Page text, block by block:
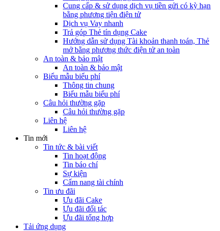
Cung cấp & sử dụng dịch vụ tiền gửi có kỳ hạn
bằng phương tiện điện tử
Dịch vụ Vay nhanh
Trả góp Thẻ tín dụng Cake
Hướng dẫn sử dụng Tài khoản thanh toán, Thẻ
mở bằng phương thức điện tử an toàn
An toàn & bảo mật
An toàn & bảo mật
Biểu mẫu biểu phí
Thông tin chung
Biểu mẫu biểu phí
Câu hỏi thường gặp
Câu hỏi thường gặp
Liên hệ
Liên hệ
Tin mới
Tin tức & bài viết
Tin hoạt động
Tin báo chí
Sự kiện
Cẩm nang tài chính
Tin ưu đãi
Ưu đãi Cake
Ưu đãi đối tác
Ưu đãi tổng hợp
Tải ứng dụng